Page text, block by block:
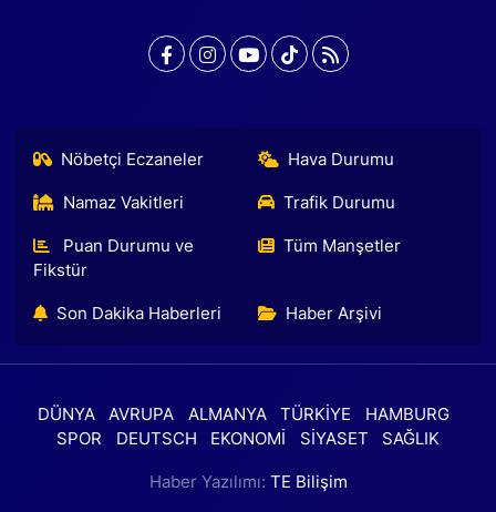
Nöbetçi Eczaneler Hava Durumu
Namaz Vakitleri Trafik Durumu
Puan Durumu ve
Fikstür
Tüm Manşetler
Son Dakika Haberleri Haber Arşivi
DÜNYA AVRUPA ALMANYA TÜRKİYE
HAMBURG
SPOR
DEUTSCH EKONOMİ SİYASET SAĞLIK
Haber Yazılımı: TE Bilişim